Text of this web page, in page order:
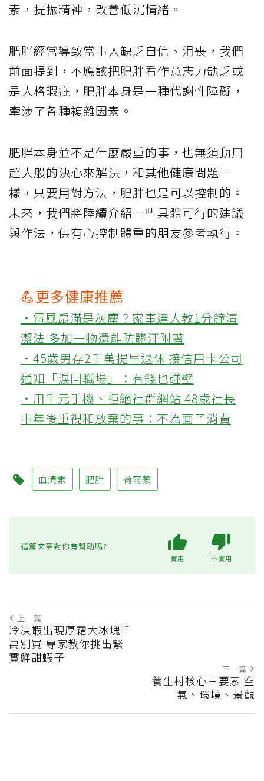
素，提振精神，改善低沉情緒。
肥胖經常導致當事人缺乏自信、沮喪，我們
前面提到，不應該把肥胖看作意志力缺乏或
是人格瑕疵，肥胖本身是一種代謝性障礙，
牽涉了各種複雜因素。
肥胖本身並不是什麼嚴重的事，也無須動用
超人般的決心來解決，和其他健康問題一
樣，只要用對方法，肥胖也是可以控制的。
未來，我們將陸續介紹一些具體可行的建議
與作法，供有心控制體重的朋友參考執行。
💪更多健康推薦
‧電風扇滿是灰塵？家事達人教1分鐘清
潔法 多加一物還能防髒汙附著
‧45歲男存2千萬提早退休 接信用卡公司
通知「淚回職場」：有錢也碰壁
‧用千元手機、拒絕社群網站 48歲社長
中年後重視和放棄的事：不為面子消費
血清素 肥胖 荷爾蒙
這篇文章對你有幫助嗎?
實用 不實用
上一篇
冷凍蝦出現厚霜大冰塊千
萬別買 專家教你挑出緊
實鮮甜蝦子
下一篇
養生村核心三要素 空
氣、環境、景觀